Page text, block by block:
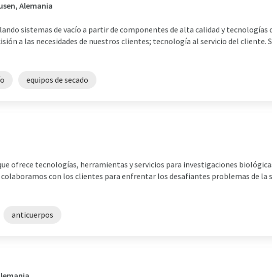
Alemania
sistemas de vacío a partir de componentes de alta calidad y tecnologías
a las necesidades de nuestros clientes; tecnología al servicio del cliente.
equipos de secado
ofrece tecnologías, herramientas y servicios para investigaciones
con los clientes para enfrentar los desafiantes problemas de la
anticuerpos